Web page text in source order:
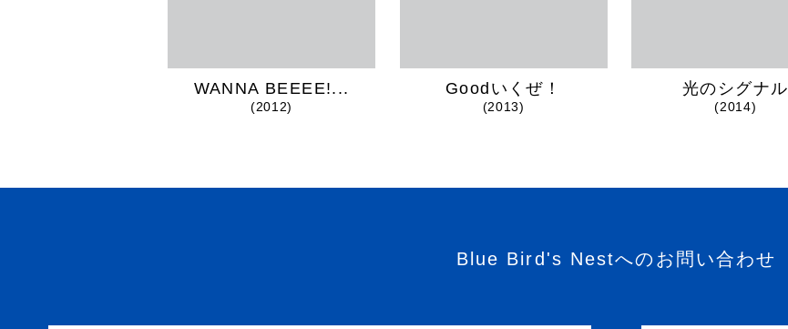
WANNA BEEEE!...
(2012)
Goodいくぜ！
(2013)
光のシグナル
(2014)
Blue Bird's Nestへのお問い合わせ